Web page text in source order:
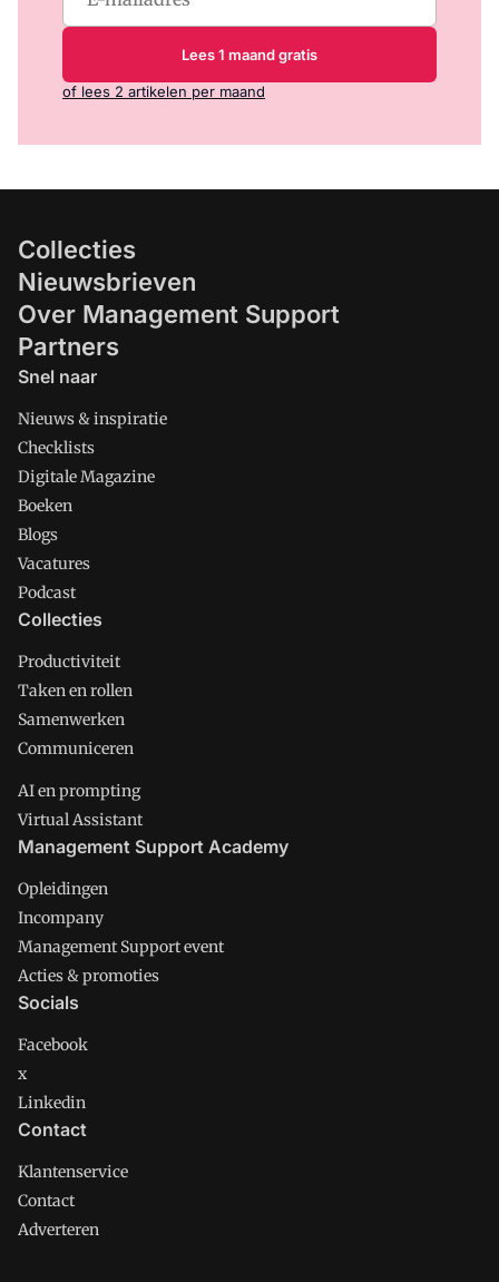
Lees 1 maand gratis
of lees 2 artikelen per maand
Collecties
Nieuwsbrieven
Over Management Support
Partners
Snel naar
Nieuws & inspiratie
Checklists
Digitale Magazine
Boeken
Blogs
Vacatures
Podcast
Collecties
Productiviteit
Taken en rollen
Samenwerken
Communiceren
AI en prompting
Virtual Assistant
Management Support Academy
Opleidingen
Incompany
Management Support event
Acties & promoties
Socials
Facebook
x
Linkedin
Contact
Klantenservice
Contact
Adverteren